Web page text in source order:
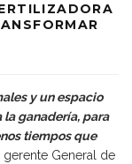
y un espacio
la ganadería, para
tiempos que
General de